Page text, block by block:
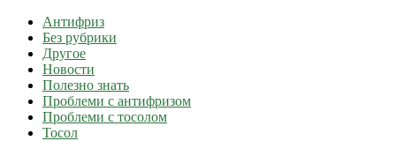
Антифриз
Без рубрики
Другое
Новости
Полезно знать
Проблеми с антифризом
Проблеми с тосолом
Тосол